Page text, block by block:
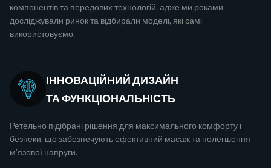
компонентів та передових технологій, адже ми роками
досліджували ринок та відбирали моделі, які самі
використовуємо.
ІННОВАЦІЙНИЙ ДИЗАЙН
ТА ФУНКЦІОНАЛЬНІСТЬ
Ретельно підібрані рішення для максимального комфорту і
безпеки, що забезпечують ефективний масаж та полегшення
м'язової напруги.